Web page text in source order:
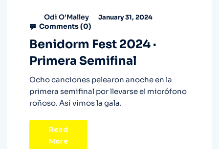
Odi O'Malley January 31, 2024
Comments (0)
Benidorm Fest 2024 ·
Primera Semifinal
Ocho canciones pelearon anoche en la
primera semifinal por llevarse el micrófono
roñoso. Así vimos la gala.
Read
More